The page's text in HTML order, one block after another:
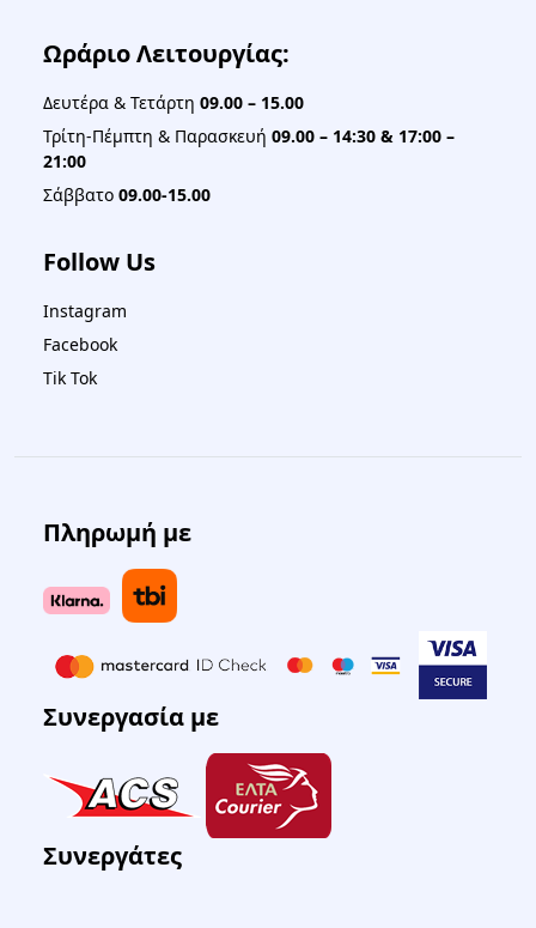
Ωράριο Λειτουργίας:
Δευτέρα & Τετάρτη 09.00 – 15.00
Τρίτη-Πέμπτη & Παρασκευή 09.00 – 14:30 & 17:00 –
21:00
Σάββατο 09.00-15.00
Follow Us
Instagram
Facebook
Tik Tok
Πληρωμή με
Συνεργασία με
Συνεργάτες